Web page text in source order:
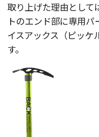
取り上げた理由として
トのエンド部に専用
イスアックス（ピッケ
す。